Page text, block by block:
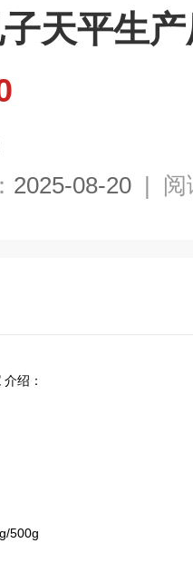
天平生
2025-08-20 | 阅
介绍：
500g